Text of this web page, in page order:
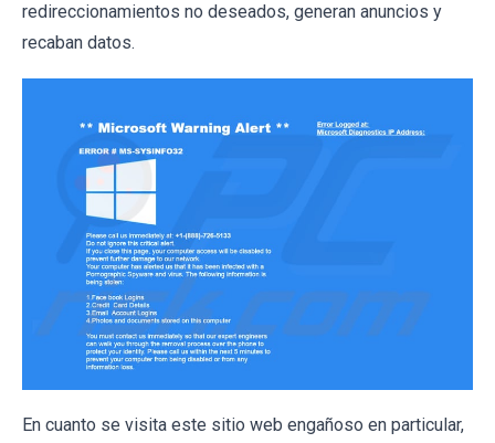
redireccionamientos no deseados, generan anuncios y
recaban datos.
En cuanto se visita este sitio web engañoso en particular,